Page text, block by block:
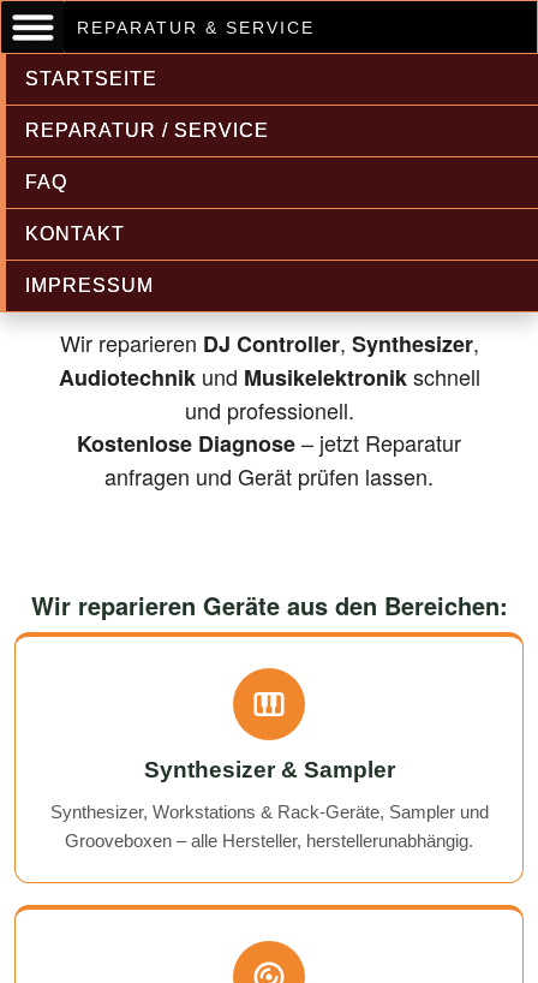
REPARATUR & SERVICE
STARTSEITE
REPARATUR / SERVICE
FAQ
KONTAKT
IMPRESSUM
Musikelektronik & Audiotechnik
Reparatur
Wir reparieren DJ Controller, Synthesizer,
Audiotechnikund Musikelektronikschnell
und professionell.
Kostenlose Diagnose– jetzt Reparatur
anfragen und Gerät prüfen lassen.
Wir reparieren Geräte aus den Bereichen:
Synthesizer & Sampler
Synthesizer, Workstations & Rack-Geräte, Sampler und
Grooveboxen – alle Hersteller, herstellerunabhängig.